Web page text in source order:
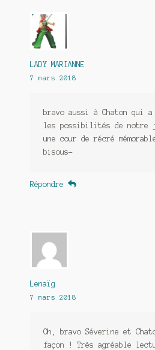
LADY MARIANNE
7 mars 2018
bravo aussi à Chaton qui
les possibilités de notre
une cour de récré
bisous-
Répondre
Lenaïg
7 mars 2018
Oh, bravo Séverine et
façon ! Très agréable